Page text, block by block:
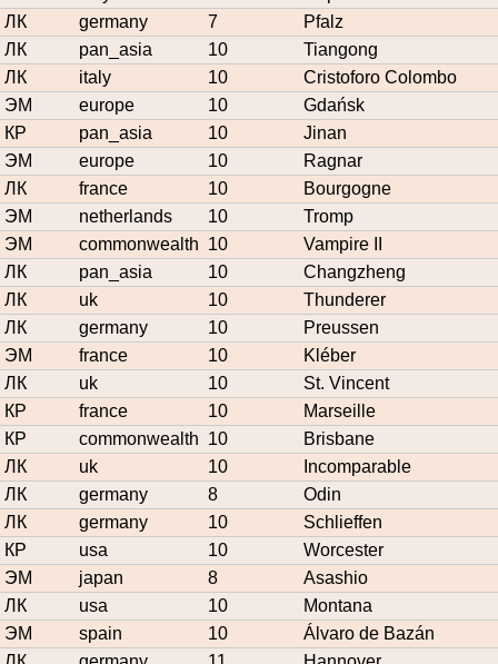
ЛК
germany 7
Pfalz
ЛК
pan_asia 10
Tiangong
ЛК
italy 10
Cristoforo Colombo
ЭМ
europe 10
Gdańsk
КР
pan_asia 10
Jinan
ЭМ
europe 10
Ragnar
ЛК
france 10
Bourgogne
ЭМ
netherlands 10
Tromp
ЭМ
commonwealth 10
Vampire II
ЛК
pan_asia 10
Changzheng
ЛК
uk 10
Thunderer
ЛК
germany 10
Preussen
ЭМ
france 10
Kléber
ЛК
uk 10
St. Vincent
КР
france 10
Marseille
КР
commonwealth 10
Brisbane
ЛК
uk 10
Incomparable
ЛК
germany 8
Odin
ЛК
germany 10
Schlieffen
КР
usa 10
Worcester
ЭМ
japan 8
Asashio
ЛК
usa 10
Montana
ЭМ
spain 10
Álvaro de Bazán